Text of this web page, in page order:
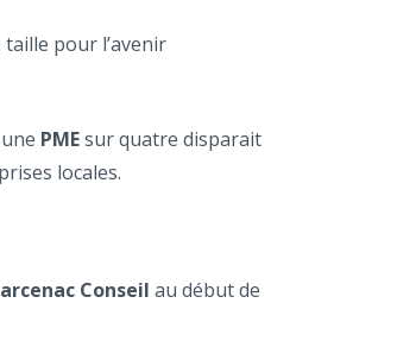
pour l’avenir
PMEsur quatre disparait
locales.
Conseil au début de